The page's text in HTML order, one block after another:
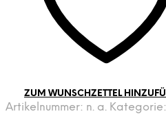
ZUM WUNSCHZETTEL
Artikelnummer: n. a. Kategorie: